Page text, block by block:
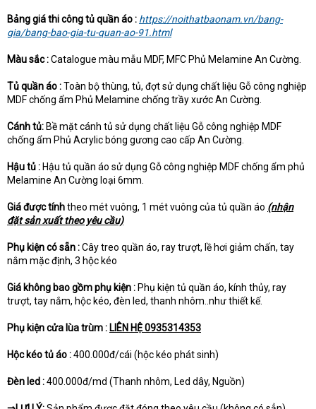
Bảng giá thi công tủ quần áo : https://noithatbaonam.vn/bang-
gia/bang-bao-gia-tu-quan-ao-91.html
Màu sắc :Catalogue màu mẫu MDF, MFC Phủ Melamine An Cường.
Tủ quần áo :Toàn bộ thùng, tủ, đợt sử dụng chất liệu Gỗ công nghiệp
MDF chống ẩm Phủ Melamine chống trầy xước An Cường.
Cánh tủ: Bề mặt cánh tủ sử dụng chất liệu Gỗ công nghiệp MDF
chống ẩm Phủ Acrylic bóng gương cao cấp An Cường.
Hậu tủ : Hậu tủ quần áo sử dụng Gỗ công nghiệp MDF chống ẩm phủ
Melamine An Cường loại 6mm.
Giá được tínhtheo mét vuông, 1 mét vuông của tủ quần áo (nhận
đặt sản xuất theo yêu cầu)
Phụ kiện có sẵn :Cây treo quần áo, ray trượt, lề hơi giảm chấn, tay
nắm mặc định, 3 hộc kéo
Giá không bao gồm phụ kiện : Phụ kiện tủ quần áo, kính thủy, ray
trượt, tay nắm, hộc kéo, đèn led, thanh nhôm..như thiết kế.
Phụ kiện cửa lùa trùm : LIÊN HỆ 0935314353
Hộc kéo tủ áo :400.000đ/cái (hộc kéo phát sinh)
Đèn led :400.000đ/md (Thanh nhôm, Led dây, Nguồn)